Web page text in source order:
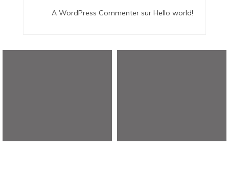
A WordPress Commentersur Hello world!